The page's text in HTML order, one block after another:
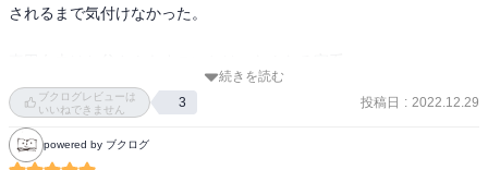
されるまで気付けなかった。
最後に出てきた、何でも屋松田に依頼した二人組の正体も気にな
る。プランナとも違いそうだし、ケンジャの会議とは…
続きを読む
ブクログレビューは
いいねできません
3 投稿日 : 2022.12.29
powered by ブクログ